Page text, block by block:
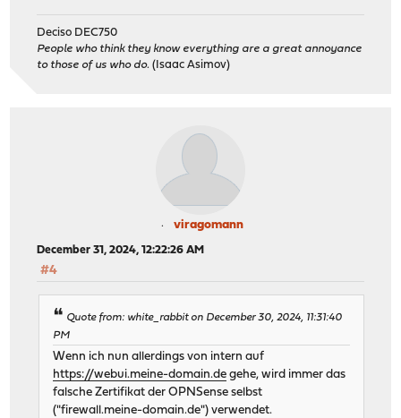
Deciso DEC750
People who think they know everything are a great annoyance
to those of us who do. (Isaac Asimov)
viragomann
December 31, 2024, 12:22:26 AM
#4
Quote from: white_rabbit on December 30, 2024, 11:31:40
PM
Wenn ich nun allerdings von intern auf
https://webui.meine-domain.de gehe, wird immer das
falsche Zertifikat der OPNSense selbst
("firewall.meine-domain.de") verwendet.